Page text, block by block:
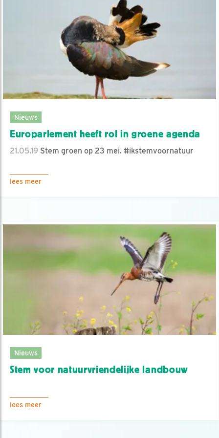
Nieuws
Europarlement heeft rol in groene agenda
21.05.19 Stem groen op 23 mei. #ikstemvoornatuur
lees meer
Nieuws
Stem voor natuurvriendelijke landbouw
lees meer